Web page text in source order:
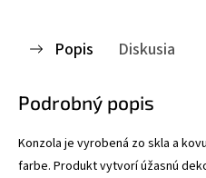
Popis Diskusia
Podrobný popis
Konzola je vyrobená zo skla a
farbe. Produkt vytvorí úžasnú